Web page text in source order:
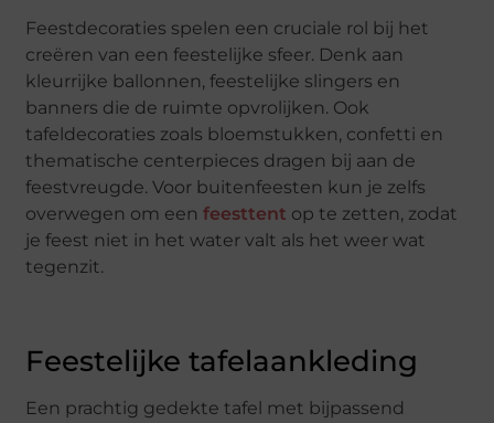
Feestdecoraties spelen een cruciale rol bij het
creëren van een feestelijke sfeer. Denk aan
kleurrijke ballonnen, feestelijke slingers en
banners die de ruimte opvrolijken. Ook
tafeldecoraties zoals bloemstukken, confetti en
thematische centerpieces dragen bij aan de
feestvreugde. Voor buitenfeesten kun je zelfs
overwegen om eenfeesttent op te zetten, zodat
je feest niet in het water valt als het weer wat
tegenzit.
Feestelijke tafelaankleding
Een prachtig gedekte tafel met bijpassend